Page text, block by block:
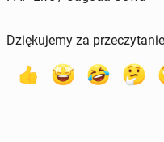
Dziękujemy za